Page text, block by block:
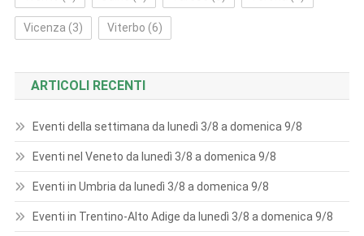
Vicenza (3) Viterbo (6)
ARTICOLI RECENTI
Eventi della settimana da lunedì 3/8 a domenica 9/8
Eventi nel Veneto da lunedì 3/8 a domenica 9/8
Eventi in Umbria da lunedì 3/8 a domenica 9/8
Eventi in Trentino-Alto Adige da lunedì 3/8 a domenica 9/8